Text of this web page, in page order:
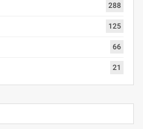
288
125
66
21